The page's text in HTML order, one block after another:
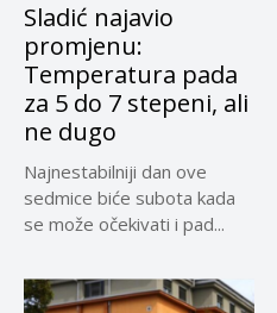
Sladić najavio
promjenu:
Temperatura pada
za 5 do 7 stepeni, ali
ne dugo
Najnestabilniji dan ove
sedmice biće subota kada
se može očekivati i pad...